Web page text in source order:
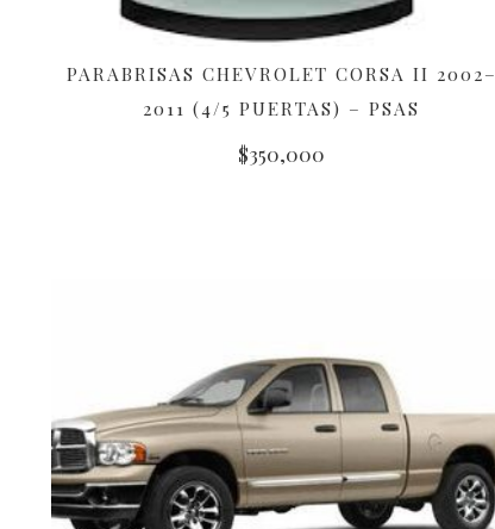
AÑADIR AL CARRITO
PARABRISAS CHEVROLET CORSA II 2002–
2011 (4/5 PUERTAS) – PSAS
$350,000